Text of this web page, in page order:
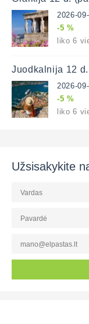
2026-
-5 %
liko 6
Juodkalnija 12
2026-
-5 %
liko 6
Užsisakykite